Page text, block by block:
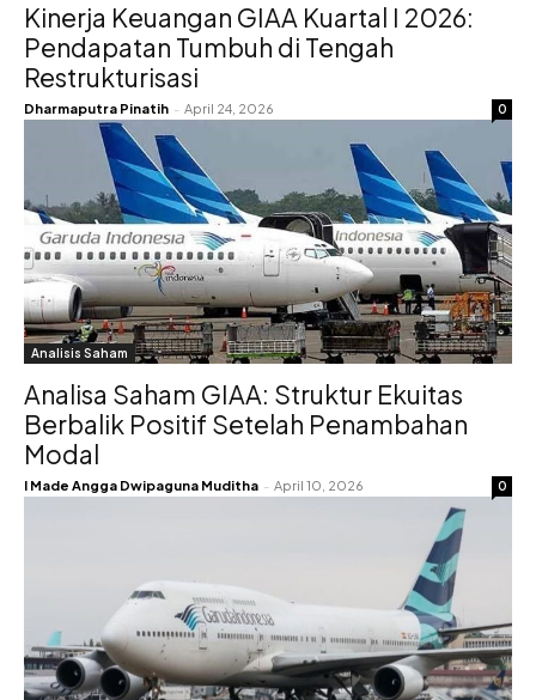
Kinerja Keuangan GIAA Kuartal I 2026:
Pendapatan Tumbuh di Tengah
Restrukturisasi
Dharmaputra Pinatih - April 24, 2026 0
Analisis Saham
Analisa Saham GIAA: Struktur Ekuitas
Berbalik Positif Setelah Penambahan
Modal
I Made Angga Dwipaguna Muditha - April 10, 2026 0